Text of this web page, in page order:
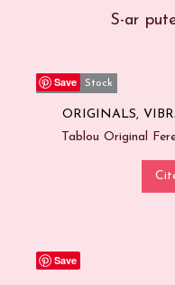
Nu facem spam!
informații.
S-ar
Save
Out Of Stock
ORIGINALS,
Tablou Original
Save